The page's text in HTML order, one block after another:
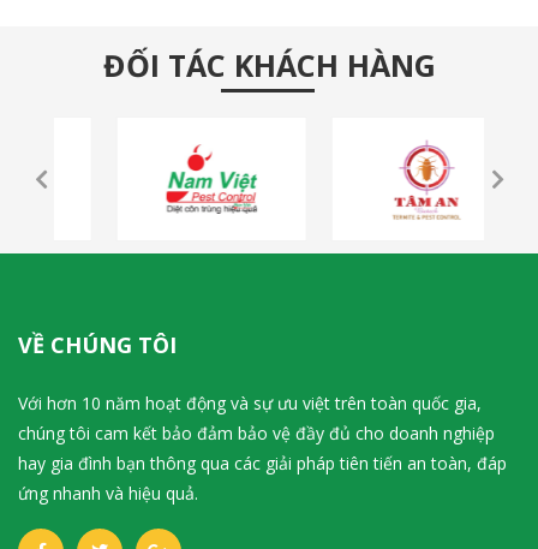
ĐỐI TÁC KHÁCH HÀNG
VỀ CHÚNG TÔI
Với hơn 10 năm hoạt động và sự ưu việt trên toàn quốc gia,
chúng tôi cam kết bảo đảm bảo vệ đầy đủ cho doanh nghiệp
hay gia đình bạn thông qua các giải pháp tiên tiến an toàn, đáp
ứng nhanh và hiệu quả.